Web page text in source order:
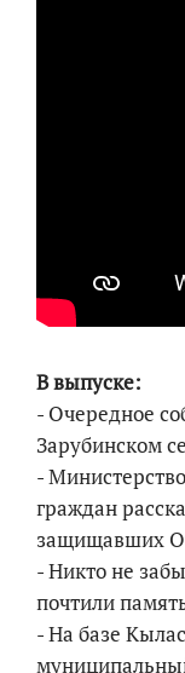
В выпуске:
- Очередное
Зарубинском
-
граждан
защищавших
- Никто не
почтили
- На базе